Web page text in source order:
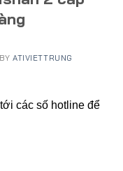
BYATIVIETTRUNG
các số hotline để